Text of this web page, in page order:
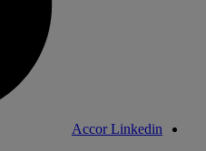
Accor Linkedin